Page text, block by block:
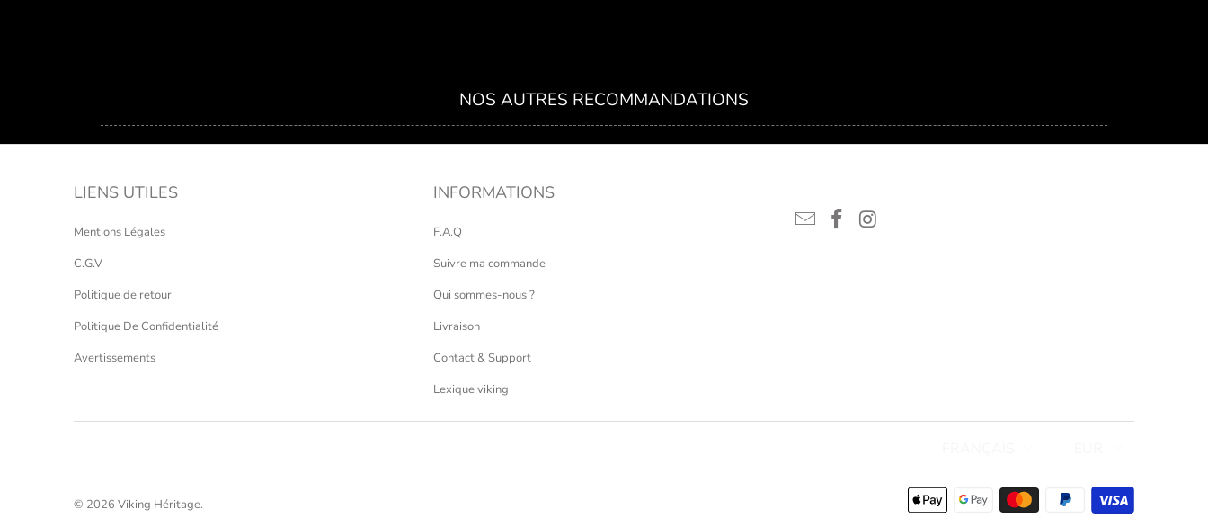
NOS AUTRES RECOMMANDATIONS
LIENS UTILES
Mentions Légales
C.G.V
Politique de retour
Politique De Confidentialité
Avertissements
INFORMATIONS
F.A.Q
Suivre ma commande
Qui sommes-nous ?
Livraison
Contact & Support
Lexique viking
© 2026 Viking Héritage.